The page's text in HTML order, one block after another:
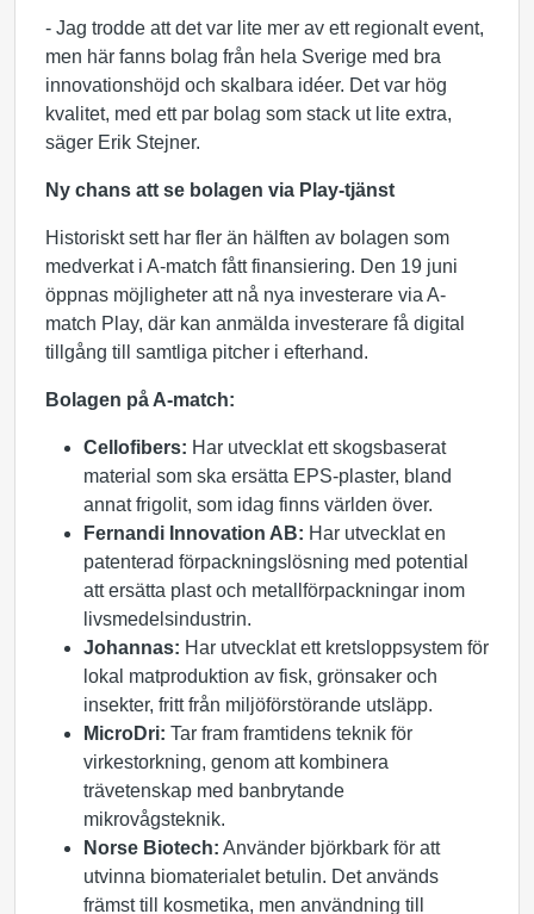
- Jag trodde att det var lite mer av ett regionalt event,
men här fanns bolag från hela Sverige med bra
innovationshöjd och skalbara idéer. Det var hög
kvalitet, med ett par bolag som stack ut lite extra,
säger Erik Stejner.
Ny chans att se bolagen via Play-tjänst
Historiskt sett har fler än hälften av bolagen som
medverkat i A-match fått finansiering. Den 19 juni
öppnas möjligheter att nå nya investerare via A-
match Play, där kan anmälda investerare få digital
tillgång till samtliga pitcher i efterhand.
Bolagen på A-match:
Cellofibers: Har utvecklat ett skogsbaserat
material som ska ersätta EPS-plaster, bland
annat frigolit, som idag finns världen över.
Fernandi Innovation AB: Har utvecklat en
patenterad förpackningslösning med potential
att ersätta plast och metallförpackningar inom
livsmedelsindustrin.
Johannas: Har utvecklat ett kretsloppsystem för
lokal matproduktion av fisk, grönsaker och
insekter, fritt från miljöförstörande utsläpp.
MicroDri: Tar fram framtidens teknik för
virkestorkning, genom att kombinera
trävetenskap med banbrytande
mikrovågsteknik.
Norse Biotech: Använder björkbark för att
utvinna biomaterialet betulin. Det används
främst till kosmetika, men användning till